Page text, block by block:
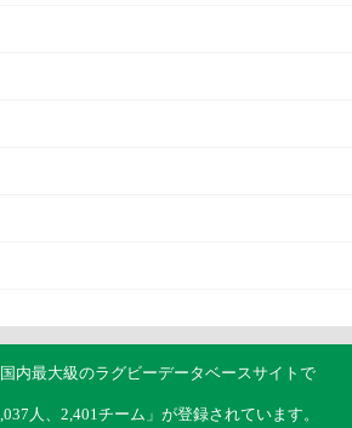
内最大級のラグビーデータベースサイトで
人、2,401チーム」が登録されています。